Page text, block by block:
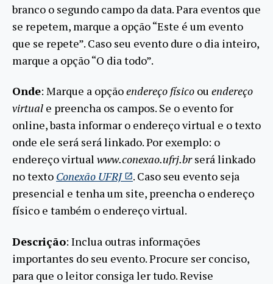
branco o segundo campo da data. Para eventos que
se repetem, marque a opção “Este é um evento
que se repete”. Caso seu evento dure o dia inteiro,
marque a opção “O dia todo”.
Onde: Marque a opçãoendereço físico ou endereço
virtual e preencha os campos. Se o evento for
online, basta informar o endereço virtual e o texto
onde ele será será linkado. Por exemplo: o
endereço virtual www.conexao.ufrj.brserá linkado
no texto Conexão UFRJ
. Caso seu evento seja
presencial e tenha um site, preencha o endereço
físico e também o endereço virtual.
Descrição: Inclua outras informações
importantes do seu evento. Procure ser conciso,
para que o leitor consiga ler tudo. Revise